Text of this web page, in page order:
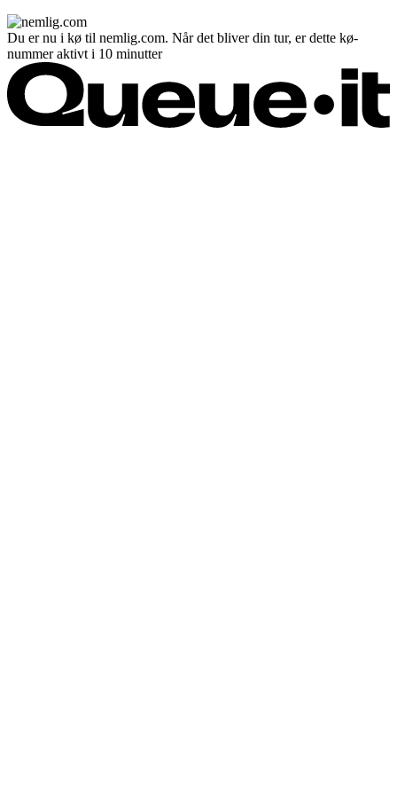
Du er nu i kø til nemlig.com. Når det bliver din tur, er dette kø-
nummer aktivt i 10 minutter